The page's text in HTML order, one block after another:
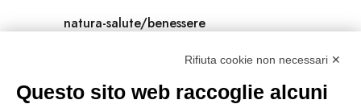
natura-salute/benessere
scienza
Rifiuta cookie non necessari ✕
Questo sito web raccoglie alcuni